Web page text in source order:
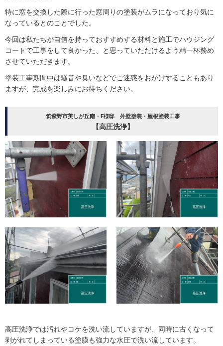
特に窓を交換した際に行った窓周りの塗装がムラになっており気に
なっているとのことでした。
今回は私たちが自信を持っておすすめする材料と施工でハウジング
コートで工事をして良かった、と思っていただけるよう精一杯務め
させていただきます。
塗装工事期間中は騒音や臭いなどでご迷惑をおかけすることもあり
ますが、完成を楽しみにお待ちください。
筑紫野市美しが丘南・F様邸 外壁塗装・屋根塗装工事
【高圧洗浄】
高圧洗浄では汚れやコケを洗い流していますが、同時に古くなって
剥がれてしまっている塗膜も強力な水圧で洗い流しています。